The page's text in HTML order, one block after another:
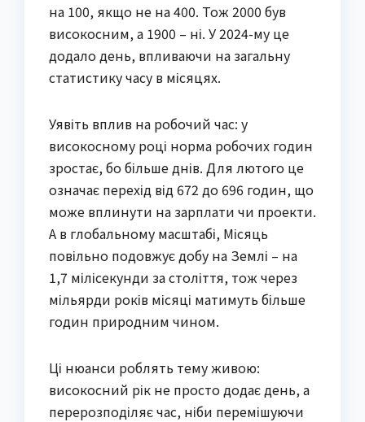
на 100, якщо не на 400. Тож 2000 був
високосним, а 1900 – ні. У 2024-му це
додало день, впливаючи на загальну
статистику часу в місяцях.
Уявіть вплив на робочий час: у
високосному році норма робочих годин
зростає, бо більше днів. Для лютого це
означає перехід від 672 до 696 годин, що
може вплинути на зарплати чи проекти.
А в глобальному масштабі, Місяць
повільно подовжує добу на Землі – на
1,7 мілісекунди за століття, тож через
мільярди років місяці матимуть більше
годин природним чином.
Ці нюанси роблять тему живою:
високосний рік не просто додає день, а
перерозподіляє час, ніби перемішуючи